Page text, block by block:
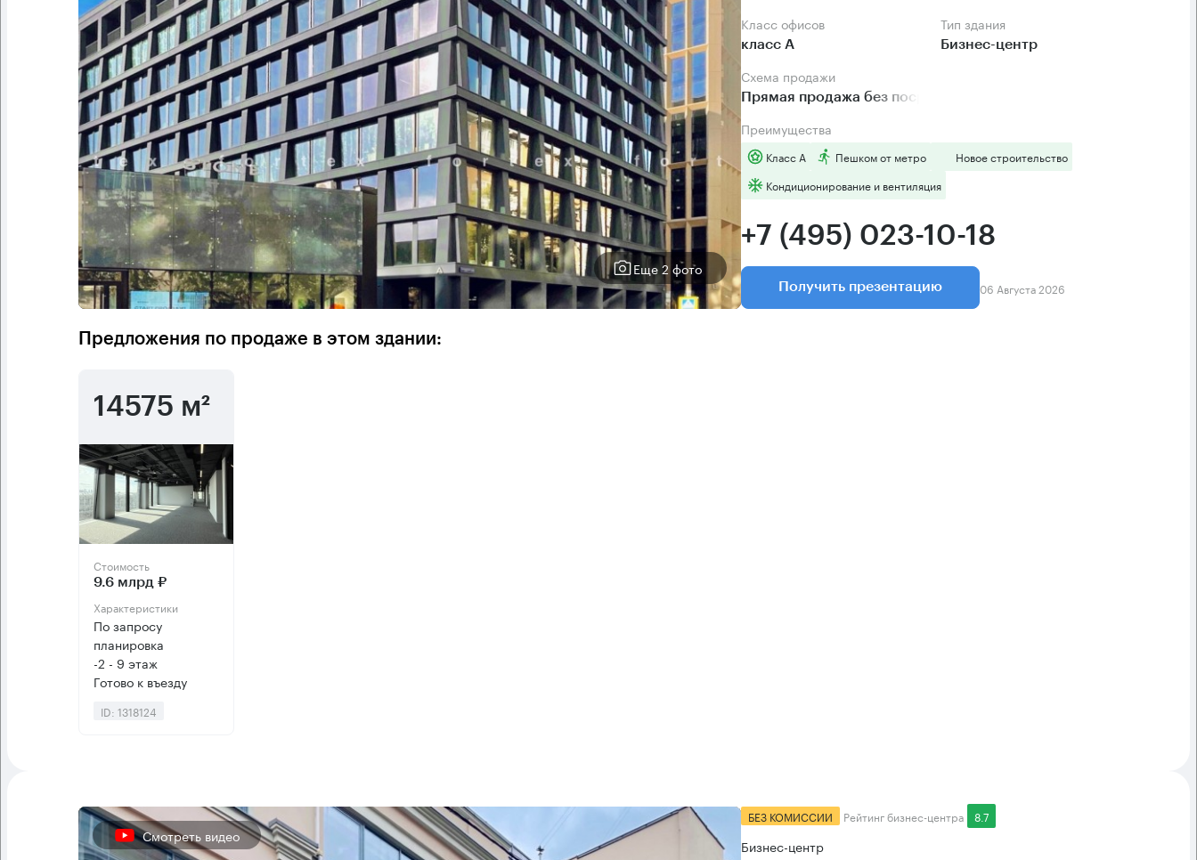
Еще 2 фото
Класс офисов
класс А
Тип здания
Бизнес-центр
Схема продажи
Прямая продажа без посредников
Преимущества
Класс А Пешком от метро
Новое строительство
Кондиционирование и вентиляция
+7 (495) 023-10-18
Получить презентацию 06 Августа 2026
Предложения по продаже в этом здании:
14575 м²
Стоимость
9.6 млрд ₽
Характеристики
По запросу
планировка
-2 - 9 этаж
Готово к въезду
ID: 1318124
Смотреть видео
БЕЗ КОМИССИИ Рейтинг бизнес-центра 8.7
Бизнес-центр